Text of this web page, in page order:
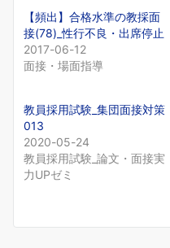
【頻出】合格水準の教採面
接(78)_性行不良・出席停止
2017-06-12
面接・場面指導
教員採用試験_集団面接対策
013
2020-05-24
教員採用試験_論文・面接実
力UPゼミ